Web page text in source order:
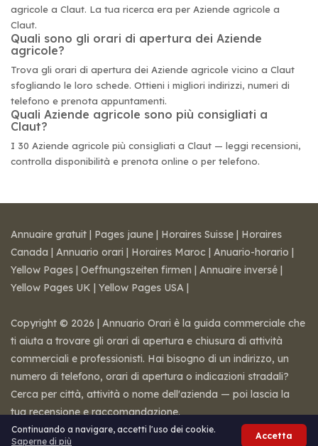
agricole a Claut. La tua ricerca era per Aziende agricole a
Claut.
Quali sono gli orari di apertura dei Aziende
agricole?
Trova gli orari di apertura dei Aziende agricole vicino a Claut
sfogliando le loro schede. Ottieni i migliori indirizzi, numeri di
telefono e prenota appuntamenti.
Quali Aziende agricole sono più consigliati a
Claut?
I 30 Aziende agricole più consigliati a Claut — leggi recensioni,
controlla disponibilità e prenota online o per telefono.
Continuando a navigare, accetti l'uso dei cookie.
Saperne di più
Accetta
Annuaire gratuit | Pages jaune | Horaires Suisse | Horaires
Canada | Annuario orari | Horaires Maroc | Anuario-horario |
Yellow Pages | Oeffnungszeiten firmen | Annuaire inversé |
Yellow Pages UK | Yellow Pages USA |
Copyright © 2026 | Annuario Orari è la guida commerciale che
ti aiuta a trovare gli orari di apertura e chiusura di attività
commerciali e professionisti. Hai bisogno di un indirizzo, un
numero di telefono, orari di apertura o indicazioni stradali?
Cerca per città, attività o nome dell'azienda — poi lascia la
tua recensione e raccomandazione.
Note legali- Condizioni di vendita -Contatti